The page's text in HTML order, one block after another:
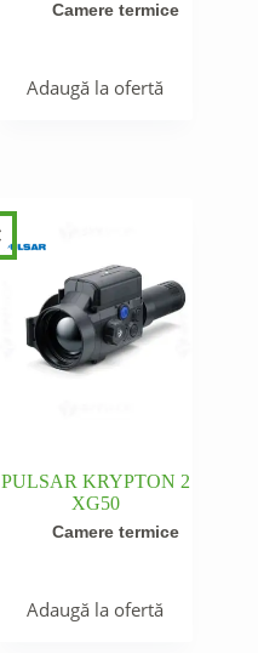
Camere termice
Adaugă la ofertă
PULSAR KRYPTON 2
XG50
Camere termice
Adaugă la ofertă